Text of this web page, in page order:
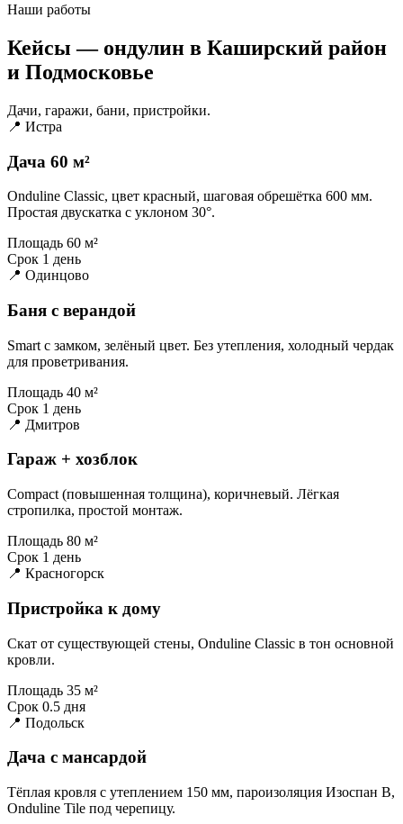
Наши работы
Кейсы — ондулин в Каширский район
и Подмосковье
Дачи, гаражи, бани, пристройки.
📍 Истра
Дача 60 м²
Onduline Classic, цвет красный, шаговая обрешётка 600 мм.
Простая двускатка с уклоном 30°.
Площадь 60 м²
Срок 1 день
📍 Одинцово
Баня с верандой
Smart с замком, зелёный цвет. Без утепления, холодный чердак
для проветривания.
Площадь 40 м²
Срок 1 день
📍 Дмитров
Гараж + хозблок
Compact (повышенная толщина), коричневый. Лёгкая
стропилка, простой монтаж.
Площадь 80 м²
Срок 1 день
📍 Красногорск
Пристройка к дому
Скат от существующей стены, Onduline Classic в тон основной
кровли.
Площадь 35 м²
Срок 0.5 дня
📍 Подольск
Дача с мансардой
Тёплая кровля с утеплением 150 мм, пароизоляция Изоспан B,
Onduline Tile под черепицу.